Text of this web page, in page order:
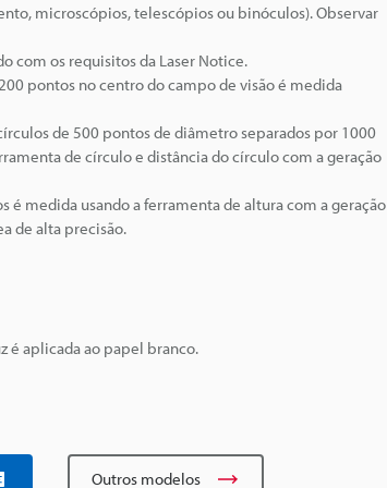
microscópios, telescópios ou binóculos). Observar
com os requisitos da Laser Notice.
pontos no centro do campo de visão é medida
de 500 pontos de diâmetro separados por 1000
de círculo e distância do círculo com a geração
é medida usando a ferramenta de altura com a geração
de alta precisão.
é aplicada ao papel branco.
Outros modelos